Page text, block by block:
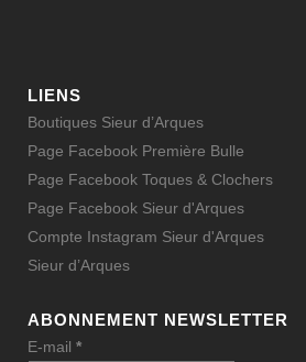
LIENS
Boutiques Sieur d’Arques
Page Facebook Première Bulle
Page Facebook Toques & Clochers
Page Facebook Sieur d'Arques
Compte Instagram Sieur d'Arques
Sieur d’Arques
ABONNEMENT NEWSLETTER
E-mail *